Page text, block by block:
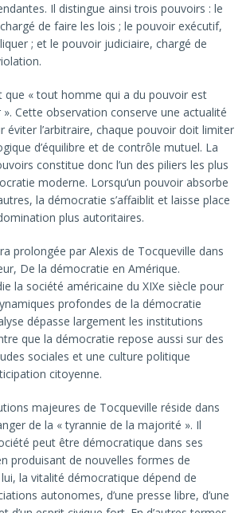
Il distingue ainsi trois pouvoirs : le
de faire les lois ; le pouvoir exécutif,
; et le pouvoir judiciaire, chargé de
que « tout homme qui a du pouvoir est
Cette observation conserve une actualité
éviter l’arbitraire, chaque pouvoir doit limiter
d’équilibre et de contrôle mutuel. La
constitue donc l’un des piliers les plus
moderne. Lorsqu’un pouvoir absorbe
la démocratie s’affaiblit et laisse place
plus autoritaires.
prolongée par Alexis de Tocqueville dans
De la démocratie en Amérique.
la société américaine du XIXe siècle pour
profondes de la démocratie
dépasse largement les institutions
que la démocratie repose aussi sur des
sociales et une culture politique
citoyenne.
majeures de Tocqueville réside dans
de la « tyrannie de la majorité ». Il
peut être démocratique dans ses
produisant de nouvelles formes de
la vitalité démocratique dépend de
autonomes, d’une presse libre, d’une